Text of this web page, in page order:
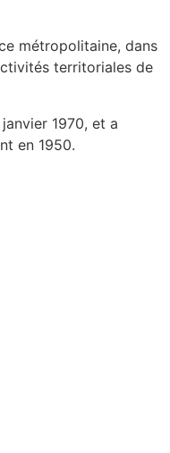
métropolitaine, dans
territoriales de
1970, et a
en 1950.